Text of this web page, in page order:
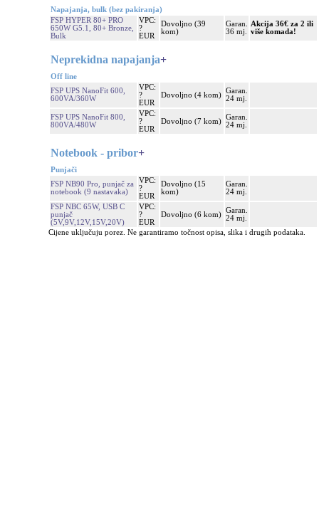
Napajanja, bulk (bez pakiranja)
FSP HYPER 80+ PRO
650W G5.1, 80+ Bronze,
Bulk
VPC:
?
EUR
Dovoljno (39
kom)
Garan.
36 mj.
Akcija 36€ za 2 ili
više komada!
Neprekidna napajanja+
Off line
FSP UPS NanoFit 600,
600VA/360W
VPC:
?
EUR
Dovoljno (4 kom)
Garan.
24 mj.
FSP UPS NanoFit 800,
800VA/480W
VPC:
?
EUR
Dovoljno (7 kom)
Garan.
24 mj.
Notebook - pribor+
Punjači
FSP NB90 Pro, punjač za
notebook (9 nastavaka)
VPC:
?
EUR
Dovoljno (15
kom)
Garan.
24 mj.
FSP NBC 65W, USB C
punjač
(5V,9V,12V,15V,20V)
VPC:
?
EUR
Dovoljno (6 kom)
Garan.
24 mj.
Cijene uključuju porez. Ne garantiramo točnost opisa, slika i drugih podataka.